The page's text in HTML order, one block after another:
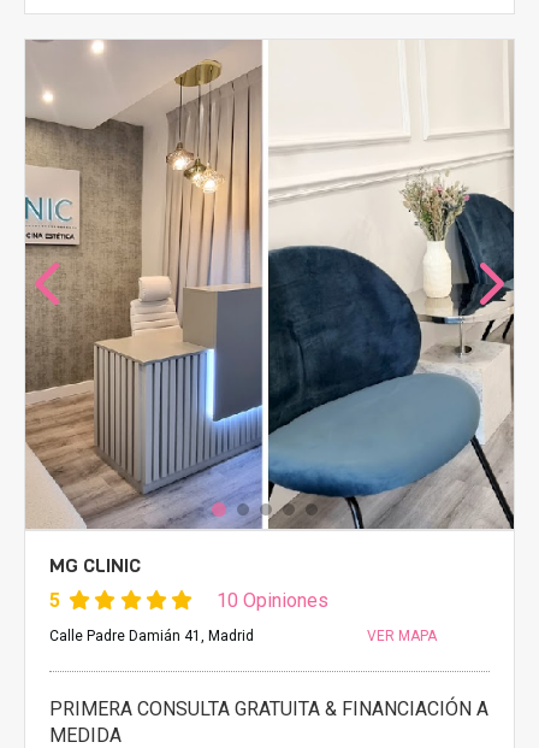
MG CLINIC
5 10 Opiniones
Calle Padre Damián 41, Madrid VER MAPA
PRIMERA CONSULTA GRATUITA & FINANCIACIÓN A
MEDIDA